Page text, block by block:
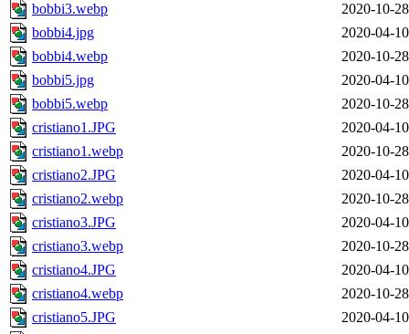
bobbi3.webp
2020-10-
bobbi4.jpg
2020-04-
bobbi4.webp
2020-10-
bobbi5.jpg
2020-04-
bobbi5.webp
2020-10-
cristiano1.JPG
2020-04-
cristiano1.webp
2020-10-
cristiano2.JPG
2020-04-
cristiano2.webp
2020-10-
cristiano3.JPG
2020-04-
cristiano3.webp
2020-10-
cristiano4.JPG
2020-04-
cristiano4.webp
2020-10-
cristiano5.JPG
2020-04-